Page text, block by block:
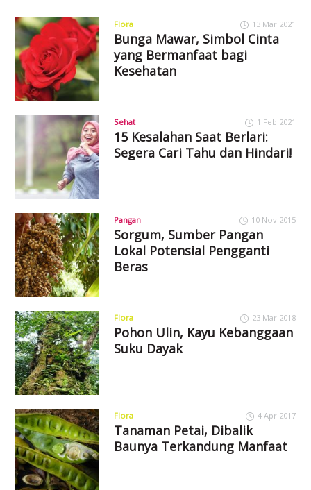
Flora 13 Mar 2021
Bunga Mawar, Simbol Cinta
yang Bermanfaat bagi
Kesehatan
Sehat 1 Feb 2021
15 Kesalahan Saat Berlari:
Segera Cari Tahu dan Hindari!
Pangan 10 Nov 2015
Sorgum, Sumber Pangan
Lokal Potensial Pengganti
Beras
Flora 23 Mar 2018
Pohon Ulin, Kayu Kebanggaan
Suku Dayak
Flora 4 Apr 2017
Tanaman Petai, Dibalik
Baunya Terkandung Manfaat